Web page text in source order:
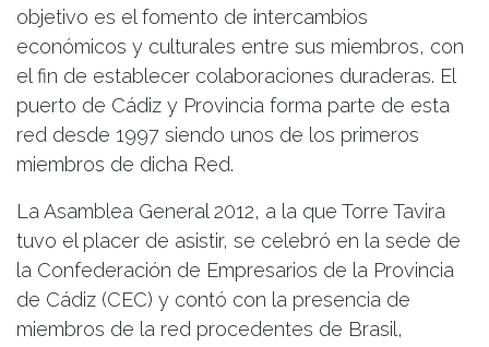
objetivo es el fomento de intercambios
económicos y culturales entre sus miembros, con
el fin de establecer colaboraciones duraderas. El
puerto de Cádiz y Provincia forma parte de esta
red desde 1997 siendo unos de los primeros
miembros de dicha Red.
La Asamblea General 2012, a la que Torre Tavira
tuvo el placer de asistir, se celebró en la sede de
la Confederación de Empresarios de la Provincia
de Cádiz (CEC) y contó con la presencia de
miembros de la red procedentes de Brasil,